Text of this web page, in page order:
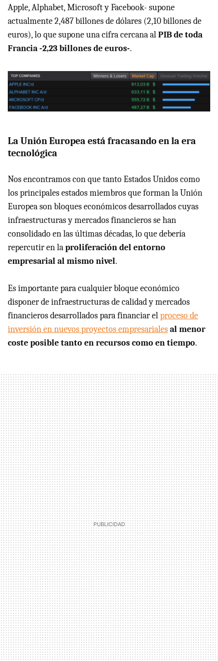
Apple, Alphabet, Microsoft y Facebook- supone
actualmente 2,487 billones de dólares (2,10 billones de
euros), lo que supone una cifra cercana alPIB de toda
Francia -2,23 billones de euros-.
La Unión Europea está fracasando en la era
tecnológica
Nos encontramos con que tanto Estados Unidos como
los principales estados miembros que forman la Unión
Europea son bloques económicos desarrollados cuyas
infraestructuras y mercados financieros se han
consolidado en las últimas décadas, lo que debería
repercutir en laproliferación del entorno
empresarial al mismo nivel.
Es importante para cualquier bloque económico
disponer de infraestructuras de calidad y mercados
financieros desarrollados para financiar elproceso de
inversión en nuevos proyectos empresarialesal menor
coste posible tanto en recursos como en tiempo.